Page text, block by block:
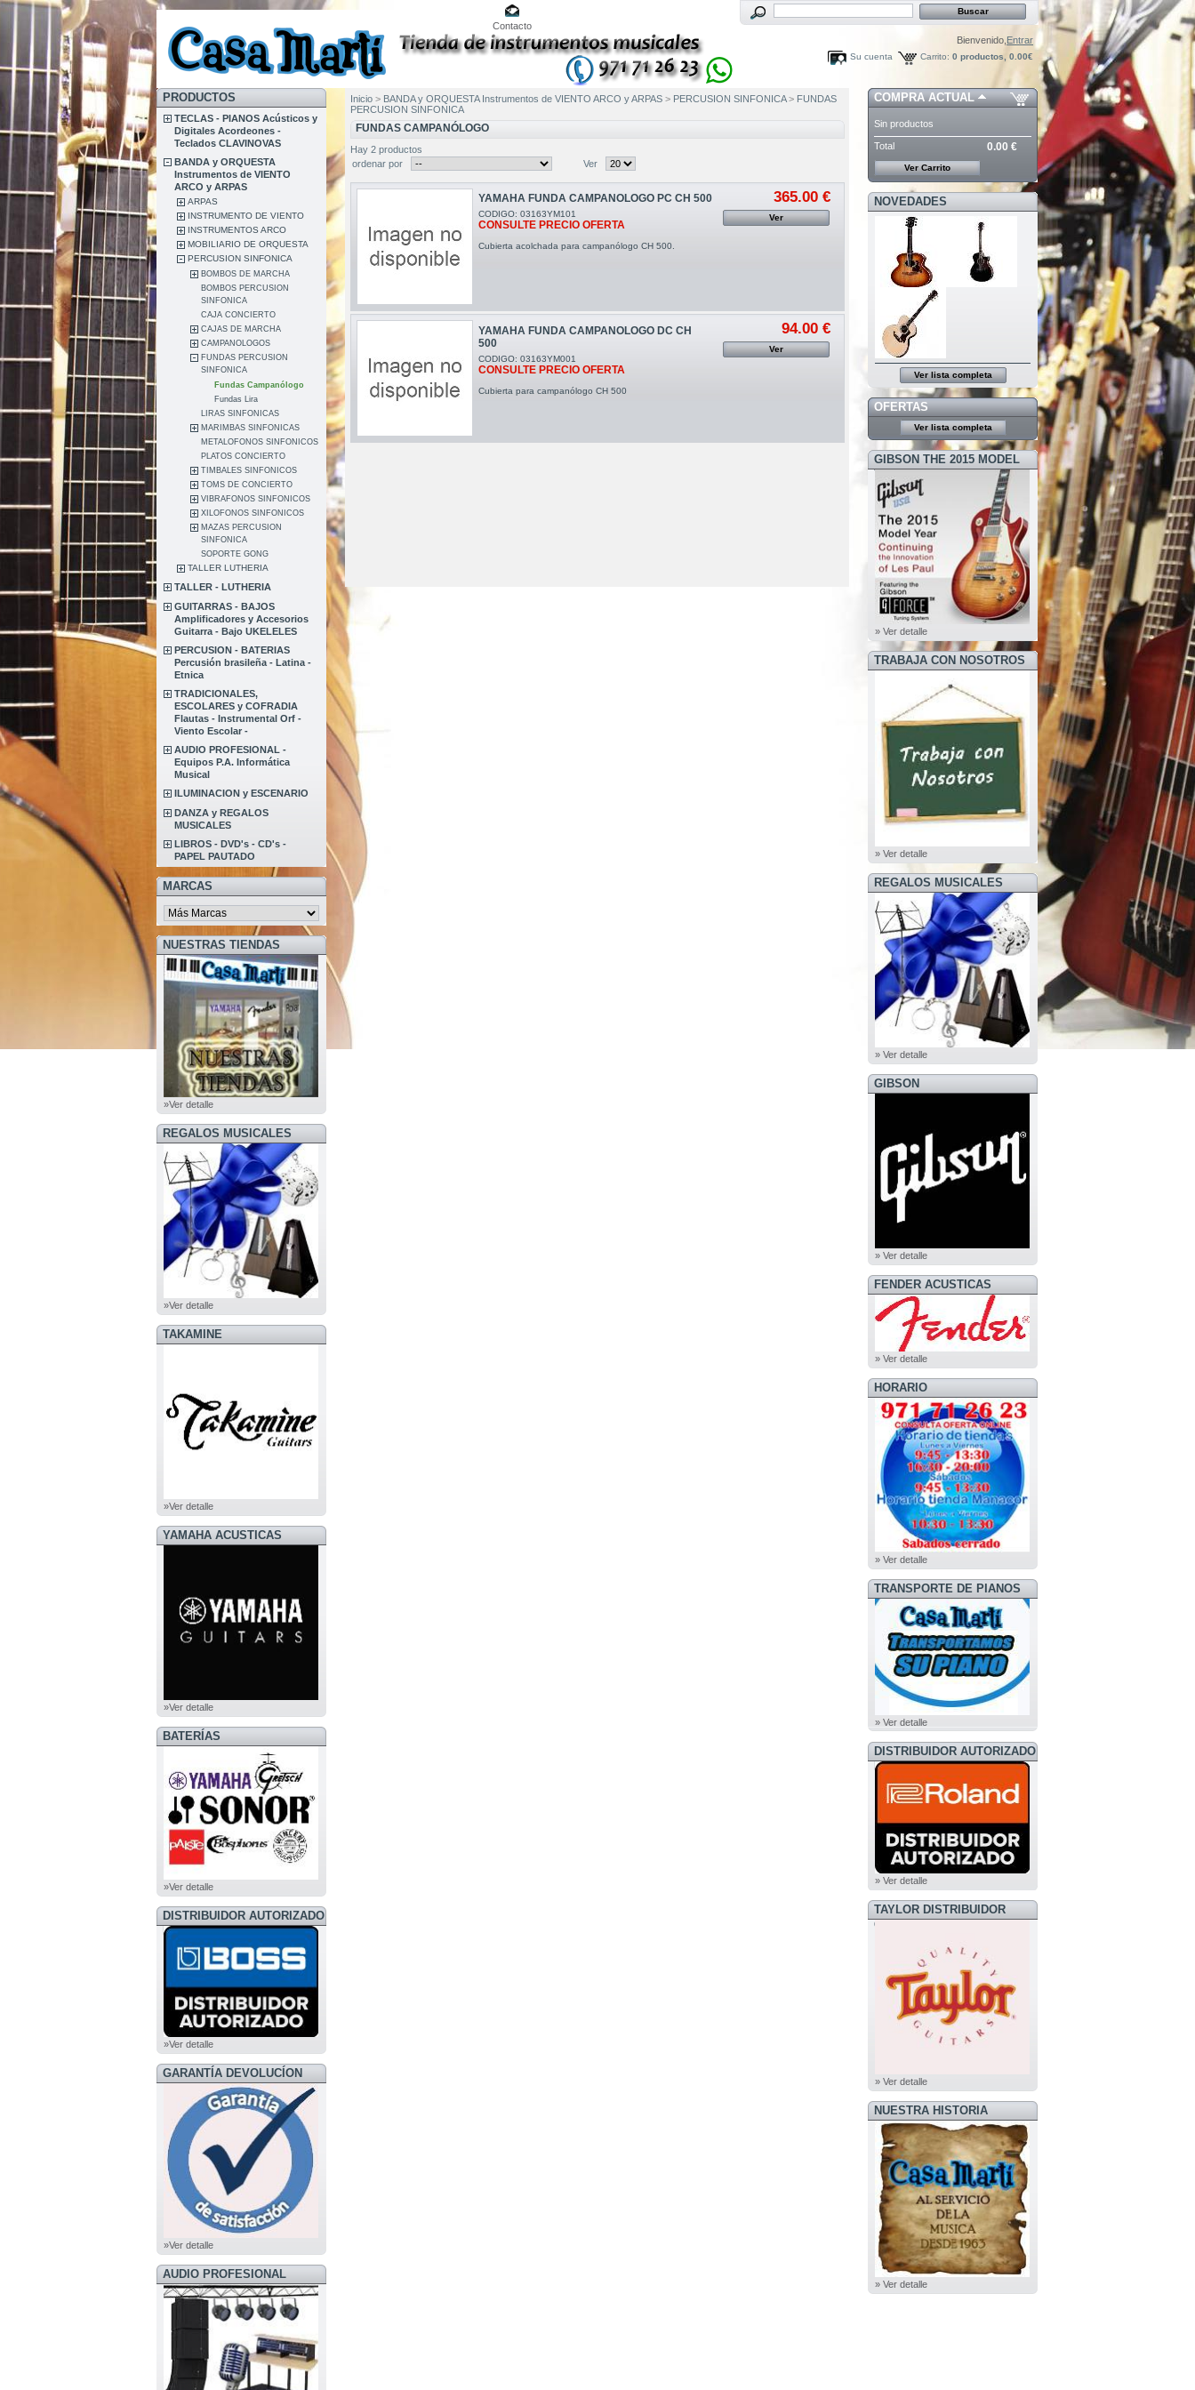
Contacto
Bienvenido, Entrar
Carrito: 0 productos, 0.00€
Su cuenta
PRODUCTOS
TECLAS - PIANOS Acústicos y
Digitales Acordeones -
Teclados CLAVINOVAS
BANDA y ORQUESTA
Instrumentos de VIENTO
ARCO y ARPAS
ARPAS
INSTRUMENTO DE VIENTO
INSTRUMENTOS ARCO
MOBILIARIO DE ORQUESTA
PERCUSION SINFONICA
BOMBOS DE MARCHA
BOMBOS PERCUSION
SINFONICA
CAJA CONCIERTO
CAJAS DE MARCHA
CAMPANOLOGOS
FUNDAS PERCUSION
SINFONICA
Fundas Campanólogo
Fundas Lira
LIRAS SINFONICAS
MARIMBAS SINFONICAS
METALOFONOS SINFONICOS
PLATOS CONCIERTO
TIMBALES SINFONICOS
TOMS DE CONCIERTO
VIBRAFONOS SINFONICOS
XILOFONOS SINFONICOS
MAZAS PERCUSION
SINFONICA
SOPORTE GONG
TALLER LUTHERIA
TALLER - LUTHERIA
GUITARRAS - BAJOS
Amplificadores y Accesorios
Guitarra - Bajo UKELELES
PERCUSION - BATERIAS
Percusión brasileña - Latina -
Etnica
TRADICIONALES,
ESCOLARES y COFRADIA
Flautas - Instrumental Orf -
Viento Escolar -
AUDIO PROFESIONAL -
Equipos P.A. Informática
Musical
ILUMINACION y ESCENARIO
DANZA y REGALOS
MUSICALES
LIBROS - DVD's - CD's -
PAPEL PAUTADO
MARCAS
NUESTRAS TIENDAS
»Ver detalle
REGALOS MUSICALES
»Ver detalle
TAKAMINE
»Ver detalle
YAMAHA ACUSTICAS
»Ver detalle
BATERÍAS
»Ver detalle
DISTRIBUIDOR AUTORIZADO
BOSS
»Ver detalle
GARANTÍA DEVOLUCÍON
»Ver detalle
AUDIO PROFESIONAL
Inicio > BANDA y ORQUESTA Instrumentos de VIENTO ARCO y ARPAS > PERCUSION SINFONICA > FUNDAS
PERCUSION SINFONICA
FUNDAS CAMPANÓLOGO
Hay 2 productos
ordenar por
Ver
YAMAHA FUNDA CAMPANOLOGO PC CH 500
CODIGO: 03163YM101
CONSULTE PRECIO OFERTA
Cubierta acolchada para campanólogo CH 500.
365.00 €
Ver
YAMAHA FUNDA CAMPANOLOGO DC CH
500
CODIGO: 03163YM001
CONSULTE PRECIO OFERTA
Cubierta para campanólogo CH 500
94.00 €
Ver
COMPRA ACTUAL
Sin productos
Total 0.00 €
Ver Carrito
NOVEDADES
Ver lista completa
OFERTAS
Ver lista completa
GIBSON THE 2015 MODEL
YEAR
» Ver detalle
TRABAJA CON NOSOTROS
» Ver detalle
REGALOS MUSICALES
» Ver detalle
GIBSON
» Ver detalle
FENDER ACUSTICAS
» Ver detalle
HORARIO
» Ver detalle
TRANSPORTE DE PIANOS
» Ver detalle
DISTRIBUIDOR AUTORIZADO
ROLAND
» Ver detalle
TAYLOR DISTRIBUIDOR
OFICIAL
» Ver detalle
NUESTRA HISTORIA
» Ver detalle